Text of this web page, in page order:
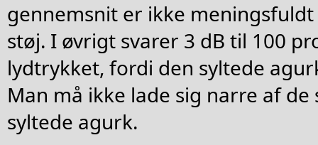
gennemsnit er ikke
støj. I øvrigt svarer 3 dB til 100
lydtrykket, fordi den syltede
Man må ikke lade sig narre af de
syltede agurk.